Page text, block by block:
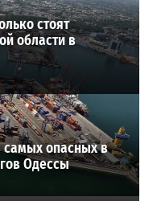
стоят
области в
самых опасных в
Одессы